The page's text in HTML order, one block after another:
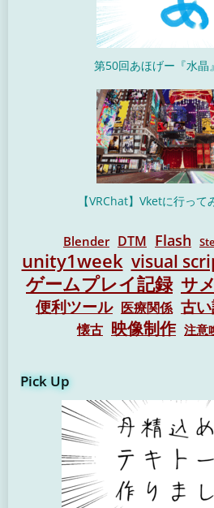
第50回あほげー『水晶
【VRChat】Vketに行って
Blender DTM Flash
unity1week visual
ゲームプレイ記録 サ
便利ツール 医療関係 古
懐古 映像制作 注意
Pick Up